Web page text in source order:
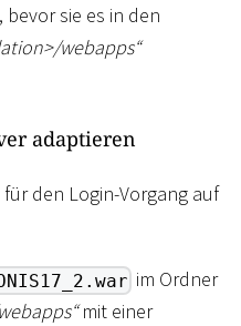
bevor sie es in den
>/webapps“
adaptieren
den Login-Vorgang auf
im Ordner
mit einer